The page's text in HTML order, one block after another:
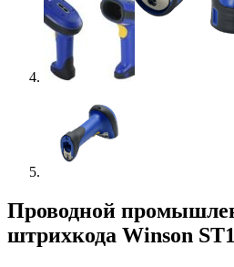
Проводной
штрихкода Winson